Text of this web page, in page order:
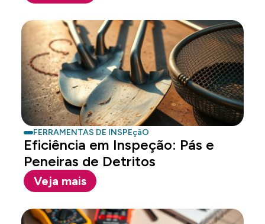
FERRAMENTAS DE INSPEçãO
Eficiência em Inspeção: Pás e
Peneiras de Detritos
Veja mais